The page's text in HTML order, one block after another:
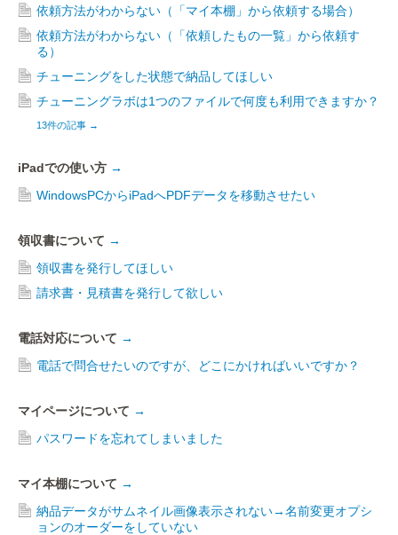
依頼方法がわからない（「マイ本棚」から依頼する場合）
依頼方法がわからない（「依頼したもの一覧」から依頼す
る）
チューニングをした状態で納品してほしい
チューニングラボは1つのファイルで何度も利用できますか？
13件の記事 →
iPadでの使い方 →
WindowsPCからiPadへPDFデータを移動させたい
領収書について →
領収書を発行してほしい
請求書・見積書を発行して欲しい
電話対応について →
電話で問合せたいのですが、どこにかければいいですか？
マイページについて →
パスワードを忘れてしまいました
マイ本棚について →
納品データがサムネイル画像表示されない→名前変更オプシ
ョンのオーダーをしていない